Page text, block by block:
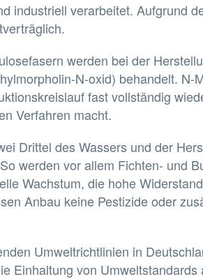
industriell verarbeitet. Aufgrund
werden bei der
N-oxid) behandelt. N-
fast vollständig
Verfahren macht.
Drittel des Wassers und der
So werden vor allem Fichten- und
Wachstum, die hohe
Anbau keine Pestizide oder
Umweltrichtlinien in
Einhaltung von Umweltstandards